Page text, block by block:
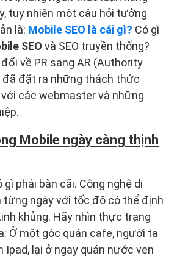
tuy nhiên một câu hỏi tưởng
là: Mobile SEO là cái gì? Có gì
SEO và SEO truyền thống?
về PR sang AR (Authority
đã đặt ra những thách thức
các webmaster và những
Mobile ngày càng thịnh
phải bàn cãi. Công nghệ di
từng ngày với tốc độ có thể định
khủng. Hãy nhìn thực trạng
Ở một góc quán cafe, người ta
Ipad, lại ở ngay quán nước ven